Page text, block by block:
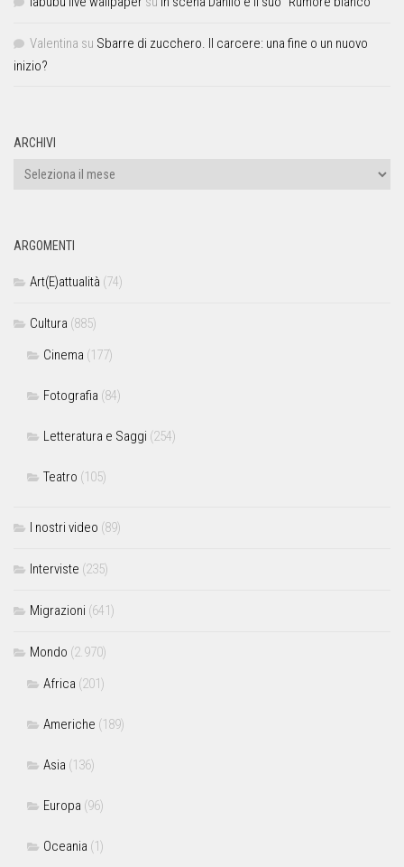
Valentina su Sbarre di zucchero. Il carcere: una fine o un nuovo
inizio?
ARCHIVI
ARGOMENTI
Art(E)attualità (74)
Cultura (885)
Cinema (177)
Fotografia (84)
Letteratura e Saggi (254)
Teatro (105)
I nostri video (89)
Interviste (235)
Migrazioni (641)
Mondo (2.970)
Africa (201)
Americhe (189)
Asia (136)
Europa (96)
Oceania (1)